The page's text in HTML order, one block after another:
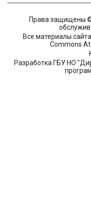
Права защищены
Все материалы
Commons
Разработка ГБУ НО